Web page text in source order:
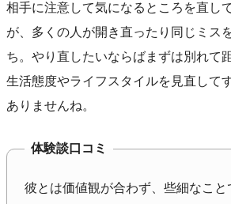
相手に注意して気になるところを直し
が、多くの人が開き直ったり同じミス
ち。やり直したいならばまずは別れて
生活態度やライフスタイルを見直して
ありませんね。
体験談口コミ
彼とは価値観が合わず、些細なこと